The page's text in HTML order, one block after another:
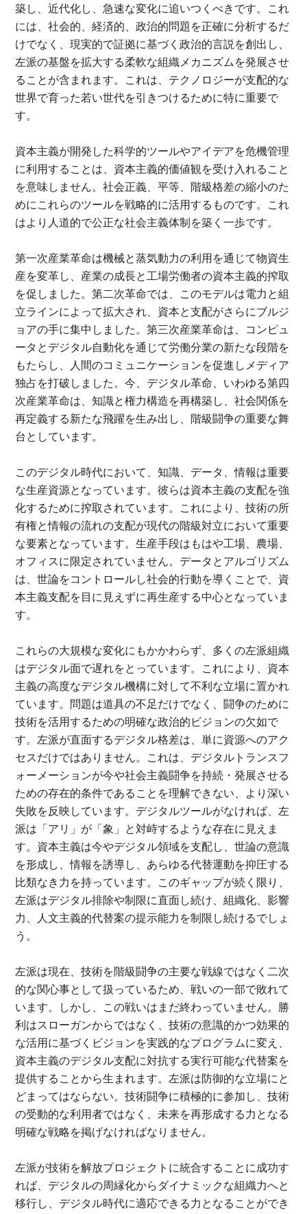
築し、近代化し、急速な変化に追いつくべきです。これ
には、社会的、経済的、政治的問題を正確に分析するだ
けでなく、現実的で証拠に基づく政治的言説を創出し、
左派の基盤を拡大する柔軟な組織メカニズムを発展させ
ることが含まれます。これは、テクノロジーが支配的な
世界で育った若い世代を引きつけるために特に重要で
す。
資本主義が開発した科学的ツールやアイデアを危機管理
に利用することは、資本主義的価値観を受け入れること
を意味しません。社会正義、平等、階級格差の縮小のた
めにこれらのツールを戦略的に活用するものです。これ
はより人道的で公正な社会主義体制を築く一歩です。
第一次産業革命は機械と蒸気動力の利用を通じて物資生
産を変革し、産業の成長と工場労働者の資本主義的搾取
を促しました。第二次革命では、このモデルは電力と組
立ラインによって拡大され、資本と支配がさらにブルジ
ョアの手に集中しました。第三次産業革命は、コンピュ
ータとデジタル自動化を通じて労働分業の新たな段階を
もたらし、人間のコミュニケーションを促進しメディア
独占を打破しました。今、デジタル革命、いわゆる第四
次産業革命は、知識と権力構造を再構築し、社会関係を
再定義する新たな飛躍を生み出し、階級闘争の重要な舞
台としています。
このデジタル時代において、知識、データ、情報は重要
な生産資源となっています。彼らは資本主義の支配を強
化するために搾取されています。これにより、技術の所
有権と情報の流れの支配が現代の階級対立において重要
な要素となっています。生産手段はもはや工場、農場、
オフィスに限定されていません。データとアルゴリズム
は、世論をコントロールし社会的行動を導くことで、資
本主義支配を目に見えずに再生産する中心となっていま
す。
これらの大規模な変化にもかかわらず、多くの左派組織
はデジタル面で遅れをとっています。これにより、資本
主義の高度なデジタル機構に対して不利な立場に置かれ
ています。問題は道具の不足だけでなく、闘争のために
技術を活用するための明確な政治的ビジョンの欠如で
す。左派が直面するデジタル格差は、単に資源へのアク
セスだけではありません。これは、デジタルトランスフ
ォーメーションが今や社会主義闘争を持続・発展させる
ための存在的条件であることを理解できない、より深い
失敗を反映しています。デジタルツールがなければ、左
派は「アリ」が「象」と対峙するような存在に見えま
す。資本主義は今やデジタル領域を支配し、世論の意識
を形成し、情報を誘導し、あらゆる代替運動を抑圧する
比類なき力を持っています。このギャップが続く限り、
左派はデジタル排除や制限に直面し続け、組織化、影響
力、人文主義的代替案の提示能力を制限し続けるでしょ
う。
左派は現在、技術を階級闘争の主要な戦線ではなく二次
的な関心事として扱っているため、戦いの一部で敗れて
います。しかし、この戦いはまだ終わっていません。勝
利はスローガンからではなく、技術の意識的かつ効果的
な活用に基づくビジョンを実践的なプログラムに変え、
資本主義のデジタル支配に対抗する実行可能な代替案を
提供することから生まれます。左派は防御的な立場にと
どまってはならない。技術闘争に積極的に参加し、技術
の受動的な利用者ではなく、未来を再形成する力となる
明確な戦略を掲げなければなりません。
左派が技術を解放プロジェクトに統合することに成功す
れば、デジタルの周縁化からダイナミックな組織力へと
移行し、デジタル時代に適応できる力となることができ